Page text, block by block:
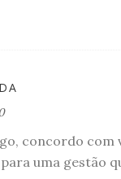
concordo com
uma gestão